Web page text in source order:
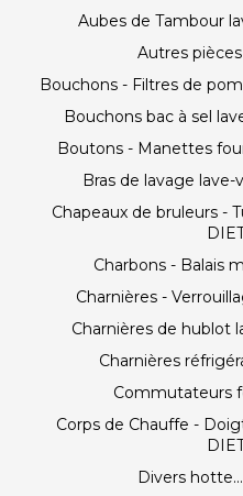
Aubes de Tambour
Autres
Bouchons - Filtres de
Bouchons bac à sel
Boutons - Manettes
Bras de lavage lave-
Chapeaux de bruleurs -
Charbons - Balais
Charnières -
Charnières de hublot
Charnières
Commutateurs
Corps de Chauffe -
Divers